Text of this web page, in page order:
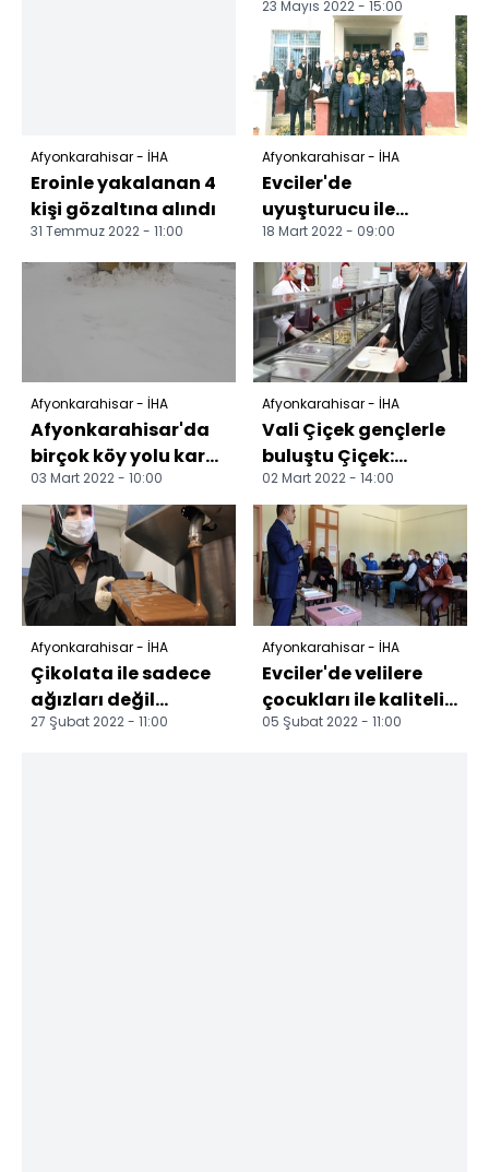
Afyonkarahisar - İHA
Eroinle yakalanan 4
kişi gözaltına alındı
31 Temmuz 2022 - 11:00
adım ilçeleri ziyaret
ediyor Vali Yiği...
23 Mayıs 2022 - 15:00
Afyonkarahisar - İHA
Evciler'de
uyuşturucu ile
mücadele ele alındı
18 Mart 2022 - 09:00
Afyonkarahisar - İHA
Afyonkarahisar'da
birçok köy yolu kar
yağışı nedeniyle
ulaşma kapandı
Karla...
03 Mart 2022 - 10:00
Afyonkarahisar - İHA
Vali Çiçek gençlerle
buluştu Çiçek:
"Kadın
kooperatiflerimiz
başarılarını o...
02 Mart 2022 - 14:00
Afyonkarahisar - İHA
Çikolata ile sadece
ağızları değil
hayatını da
27 Şubat 2022 - 11:00
Afyonkarahisar - İHA
Evciler'de velilere
çocukları ile kaliteli
zaman geçirmenin
05 Şubat 2022 - 11:00